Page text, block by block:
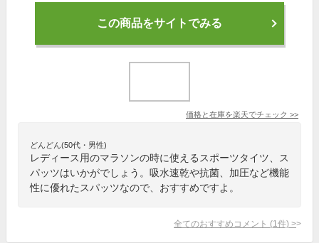
この商品をサイトでみる
価格と在庫を楽天でチェック >>
どんどん(50代・男性)
レディース用のマラソンの時に使えるスポーツタイツ、ス
パッツはいかがでしょう。吸水速乾や抗菌、加圧など機能
性に優れたスパッツなので、おすすめですよ。
全てのおすすめコメント (1 件) >